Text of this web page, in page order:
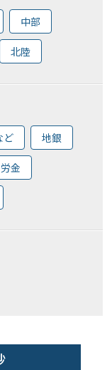
中部
北陸
ど 地銀
労金